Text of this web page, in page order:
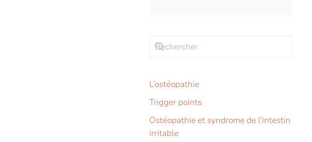
L’ostéopathie
Trigger points
Ostéopathie et syndrome de l’intestin
irritable